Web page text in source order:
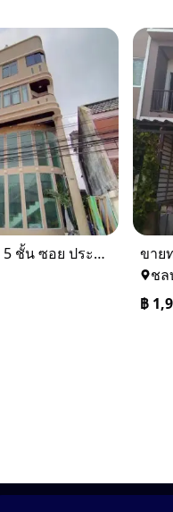
⚡ ขาย บ้านเดี่ยว 5 ชั้น ซอย ประชาชื่น 14 ใกล้ BTS
ชล
฿